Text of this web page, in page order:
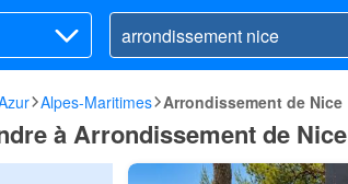
Alpes-Maritimes Arrondissement de Nice
à Arrondissement de Nice